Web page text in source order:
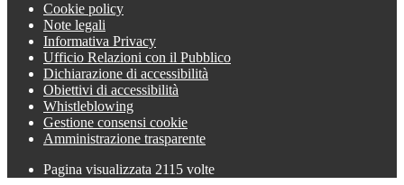
Cookie policy
Note legali
Informativa Privacy
Ufficio Relazioni con il Pubblico
Dichiarazione di accessibilità
Obiettivi di accessibilità
Whistleblowing
Gestione consensi cookie
Amministrazione trasparente
Pagina visualizzata 2115 volte